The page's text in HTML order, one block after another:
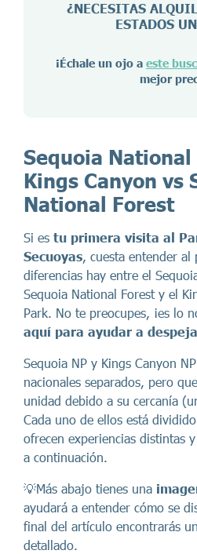
¿NECESITAS
ESTADOS
¡Échale un ojo a este
mejor
Sequoia National
Kings Canyon vs
National Forest
Si es tu primera visita al
Secuoyas, cuesta entender al
diferencias hay entre el
Sequoia National Forest y el
Park. No te preocupes, ¡es lo
aquí para ayudar a
Sequoia NP y Kings Canyon
nacionales separados, pero
unidad debido a su cercanía
Cada uno de ellos está
ofrecen experiencias distintas
a continuación.
💡Más abajo tienes una
ayudará a entender cómo se
final del artículo encontrarás
detallado.